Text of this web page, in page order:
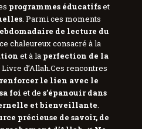
programmes éducatifset
. Parmi ces moments
de lecture du
chaleureux consacré à la
et à la perfection de la
Livre d’Allah.Ces rencontres
renforcer le lien avec le
foi et des’épanouir dans
et bienveillante.
précieuse de savoir, de